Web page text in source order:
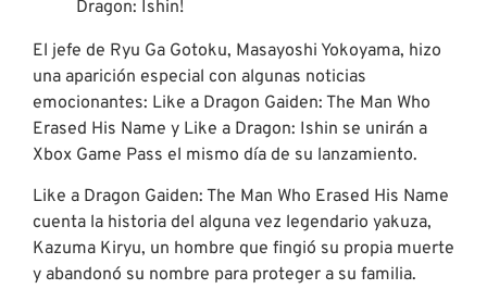
El jefe de Ryu Ga Gotoku, Masayoshi Yokoyama, hizo
una aparición especial con algunas noticias
emocionantes: Like a Dragon Gaiden: The Man Who
Erased His Name y Like a Dragon: Ishin se unirán a
Xbox Game Pass el mismo día de su lanzamiento.
Like a Dragon Gaiden: The Man Who Erased His Name
cuenta la historia del alguna vez legendario yakuza,
Kazuma Kiryu, un hombre que fingió su propia muerte
y abandonó su nombre para proteger a su familia.